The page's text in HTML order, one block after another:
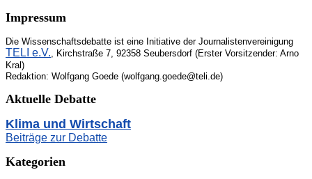
Impressum
Die Wissenschaftsdebatte ist eine Initiative der Journalistenvereinigung
TELI e.V., Kirchstraße 7, 92358 Seubersdorf (Erster Vorsitzender: Arno
Kral)
Redaktion: Wolfgang Goede (wolfgang.goede@teli.de)
Aktuelle Debatte
Klima und Wirtschaft
Beiträge zur Debatte
Kategorien